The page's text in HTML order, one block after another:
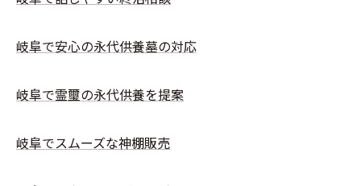
岐阜で安心の永代供養墓の対応
岐阜で霊璽の永代供養を提案
岐阜でスムーズな神棚販売